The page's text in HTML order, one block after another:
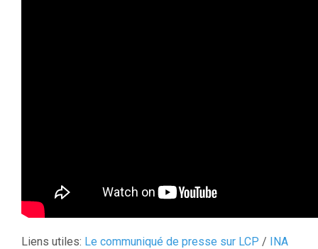
Liens utiles: Le communiqué de presse sur LCP / INA